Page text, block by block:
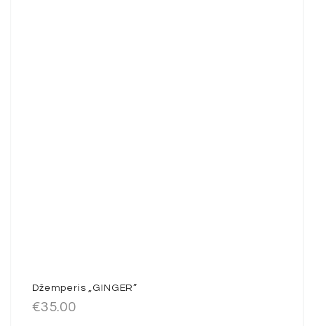
Džemperis „GINGER”
€35.00